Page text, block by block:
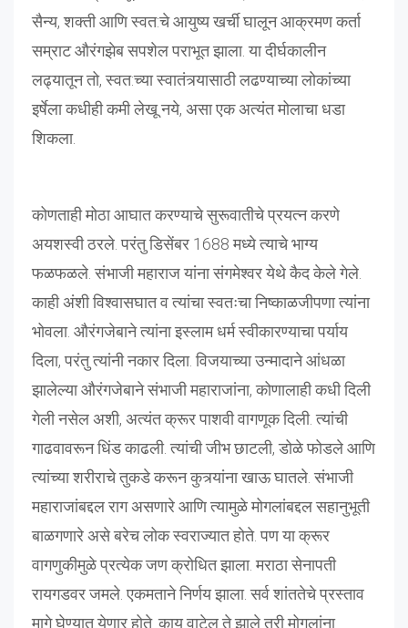
सैन्य, शक्ती आणि स्वत:चे आयुष्य खर्ची घालून आक्रमण कर्ता
सम्राट औरंगझेब सपशेल पराभूत झाला. या दीर्घकालीन
लढ्यातून तो, स्वत:च्या स्वातंत्र्यासाठी लढण्याच्या लोकांच्या
इर्षेला कधीही कमी लेखू नये, असा एक अत्यंत मोलाचा धडा
शिकला.
कोणताही मोठा आघात करण्याचे सुरूवातीचे प्रयत्न करणे
अयशस्वी ठरले. परंतु डिसेंबर 1688 मध्ये त्याचे भाग्य
फळफळले. संभाजी महाराज यांना संगमेश्वर येथे कैद केले गेले.
काही अंशी विश्वासघात व त्यांचा स्वतःचा निष्काळजीपणा त्यांना
भोवला. औरंगजेबाने त्यांना इस्लाम धर्म स्वीकारण्याचा पर्याय
दिला, परंतु त्यांनी नकार दिला. विजयाच्या उन्मादाने आंधळा
झालेल्या औरंगजेबाने संभाजी महाराजांना, कोणालाही कधी दिली
गेली नसेल अशी, अत्यंत क्रूर पाशवी वागणूक दिली. त्यांची
गाढवावरून धिंड काढली. त्यांची जीभ छाटली, डोळे फोडले आणि
त्यांच्या शरीराचे तुकडे करून कुत्र्यांना खाऊ घातले. संभाजी
महाराजांबद्दल राग असणारे आणि त्यामुळे मोगलांबद्दल सहानुभूती
बाळगणारे असे बरेच लोक स्वराज्यात होते. पण या क्रूर
वागणुकीमुळे प्रत्येक जण क्रोधित झाला. मराठा सेनापती
रायगडवर जमले. एकमताने निर्णय झाला. सर्व शांततेचे प्रस्ताव
मागे घेण्यात येणार होते. काय वाटेल ते झाले तरी मोगलांना